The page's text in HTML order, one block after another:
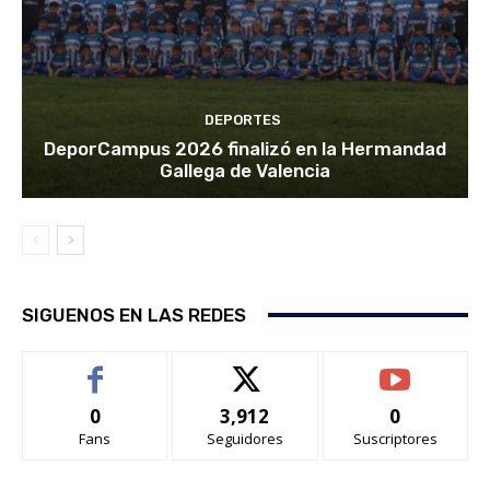
DEPORTES
DeporCampus 2026 finalizó en la Hermandad
Gallega de Valencia
SIGUENOS EN LAS REDES
0
Fans
3,912
Seguidores
0
Suscriptores